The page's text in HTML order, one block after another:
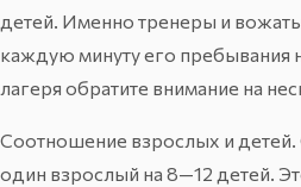
детей. Именно тренеры и
каждую минуту его пребывания
лагеря обратите внимание на
Соотношение взрослых и
один взрослый на 8—12 детей.